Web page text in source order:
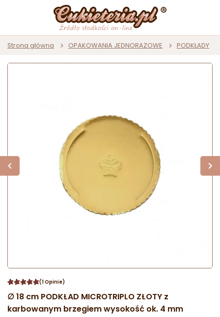
Strona główna OPAKOWANIA JEDNORAZOWE PODKŁADY
(1 Opinie)
∅ 18 cm PODKŁAD MICROTRIPLO ZŁOTY z
karbowanym brzegiem wysokość ok. 4 mm